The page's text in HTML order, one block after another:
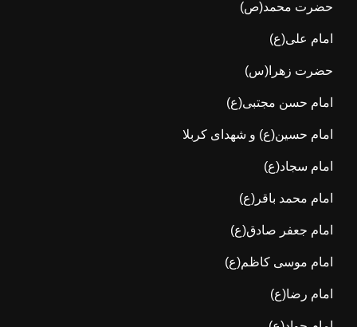
حضرت محمد(ص)
امام علی(ع)
حضرت زهرا(س)
امام حسن مجتبی(ع)
امام حسین(ع) و شهدای کربلا
امام سجاد(ع)
امام محمد باقر(ع)
امام جعفر صادق(ع)
امام موسی کاظم(ع)
امام رضا(ع)